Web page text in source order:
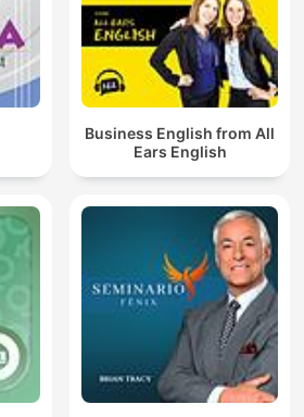
Business English from All
Ears English